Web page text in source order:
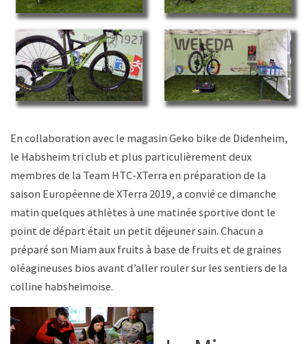
En collaboration avec le magasin Geko bike de Didenheim,
le Habsheim tri club et plus particulièrement deux
membres de la Team HTC-XTerra en préparation de la
saison Européenne de XTerra 2019, a convié ce dimanche
matin quelques athlètes à une matinée sportive dont le
point de départ était un petit déjeuner sain. Chacun a
préparé son Miam aux fruits à base de fruits et de graines
oléagineuses bios avant d’aller rouler sur les sentiers de la
colline habsheimoise.